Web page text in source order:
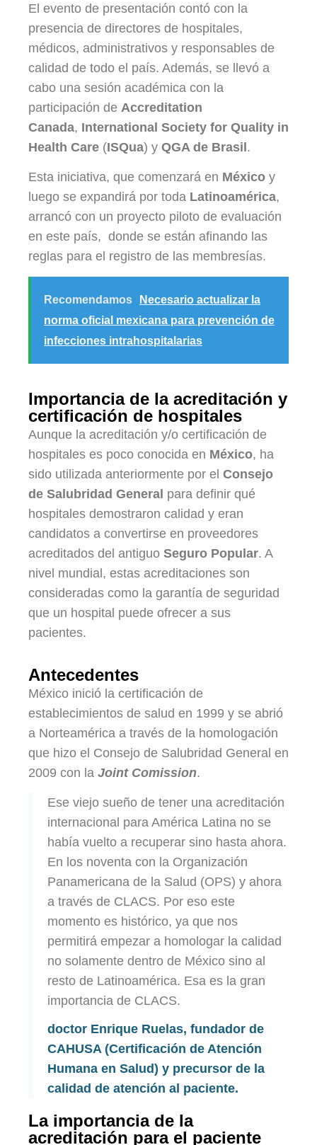
El evento de presentación contó con la
presencia de directores de hospitales,
médicos, administrativos y responsables de
calidad de todo el país. Además, se llevó a
cabo una sesión académica con la
participación de Accreditation
Canada, International Society for Quality in
Health Care (ISQua) y QGA de Brasil.
Esta iniciativa, que comenzará en México y
luego se expandirá por toda Latinoamérica,
arrancó con un proyecto piloto de evaluación
en este país, donde se están afinando las
reglas para el registro de las membresías.
Recomendamos
Necesario actualizar la
norma oficial mexicana para prevención de
infecciones intrahospitalarias
Importancia de la acreditación y
certificación de hospitales
Aunque la acreditación y/o certificación de
hospitales es poco conocida en México, ha
sido utilizada anteriormente por el Consejo
de Salubridad General para definir qué
hospitales demostraron calidad y eran
candidatos a convertirse en proveedores
acreditados del antiguo Seguro Popular. A
nivel mundial, estas acreditaciones son
consideradas como la garantía de seguridad
que un hospital puede ofrecer a sus
pacientes.
Antecedentes
México inició la certificación de
establecimientos de salud en 1999 y se abrió
a Norteamérica a través de la homologación
que hizo el Consejo de Salubridad General en
2009 con la Joint Comission.
Ese viejo sueño de tener una acreditación
internacional para América Latina no se
había vuelto a recuperar sino hasta ahora.
En los noventa con la Organización
Panamericana de la Salud (OPS) y ahora
a través de CLACS. Por eso este
momento es histórico, ya que nos
permitirá empezar a homologar la calidad
no solamente dentro de México sino al
resto de Latinoamérica. Esa es la gran
importancia de CLACS.
doctor Enrique Ruelas, fundador de
CAHUSA (Certificación de Atención
Humana en Salud) y precursor de la
calidad de atención al paciente.
La importancia de la
acreditación para el paciente